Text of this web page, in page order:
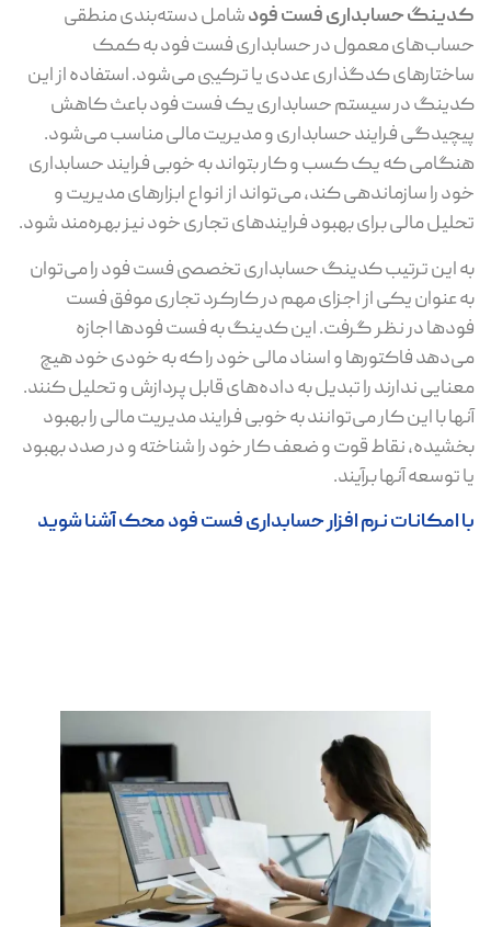
کدینگ حسابداری فست فودشامل دسته‌بندی منطقی
حساب‌های معمول در حسابداری فست فود به کمک
ساختارهای کدگذاری عددی یا ترکیبی می‌شود. استفاده از این
کدینگ در سیستم حسابداری یک فست فود باعث کاهش
پیچیدگی فرایند حسابداری و مدیریت مالی مناسب می‌شود.
هنگامی که یک کسب و کار بتواند به خوبی فرایند حسابداری
خود را سازماندهی کند، می‌تواند از انواع ابزارهای مدیریت و
تحلیل مالی برای بهبود فرایندهای تجاری خود نیز بهره‌مند شود.
به این ترتیب کدینگ حسابداری تخصصی فست فود را می‌توان
به عنوان یکی از اجزای مهم در کارکرد تجاری موفق فست
فودها در نظر گرفت. این کدینگ به فست فودها اجازه
می‌دهد فاکتورها و اسناد مالی خود را که به خودی خود هیچ
معنایی ندارند را تبدیل به داده‌های قابل پردازش و تحلیل کنند.
آنها با این کار می‌توانند به خوبی فرایند مدیریت مالی را بهبود
بخشیده، نقاط قوت و ضعف کار خود را شناخته و در صدد بهبود
یا توسعه آنها برآیند.
با امکانات نرم افزار حسابداری فست فود محک آشنا شوید